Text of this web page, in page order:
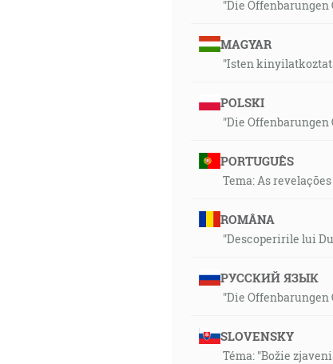
"Die
MAGYAR
"Isten
POLSKI
"Die
PORTUGUÊS
Tema: As
ROMÂNA
"Descoperirile lui
РУССКИЙ ЯЗЫК
"Die
SLOVENSKY
Téma: "Božie